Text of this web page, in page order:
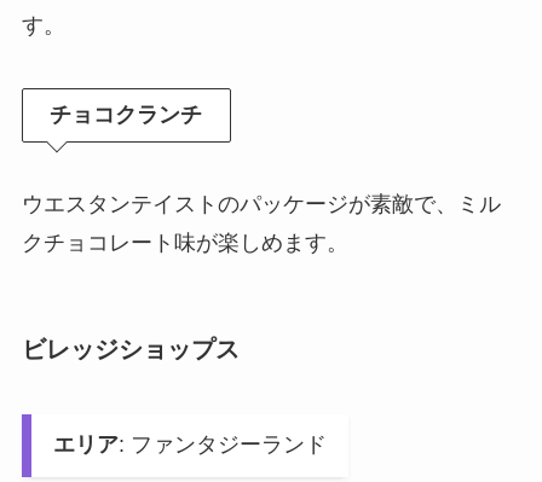
す。
チョコクランチ
ウエスタンテイストのパッケージが素敵で、ミル
クチョコレート味が楽しめます。
ビレッジショップス
エリア: ファンタジーランド